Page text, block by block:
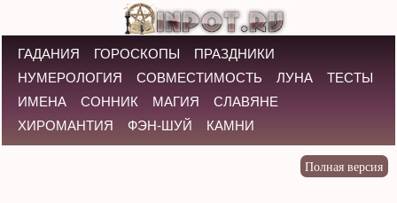
ГАДАНИЯ ГОРОСКОПЫ
ПРАЗДНИКИ
НУМЕРОЛОГИЯ
СОВМЕСТИМОСТЬ ЛУНА
ТЕСТЫ
ИМЕНА
СОННИК МАГИЯ
СЛАВЯНЕ
ХИРОМАНТИЯ
ФЭН-ШУЙ КАМНИ